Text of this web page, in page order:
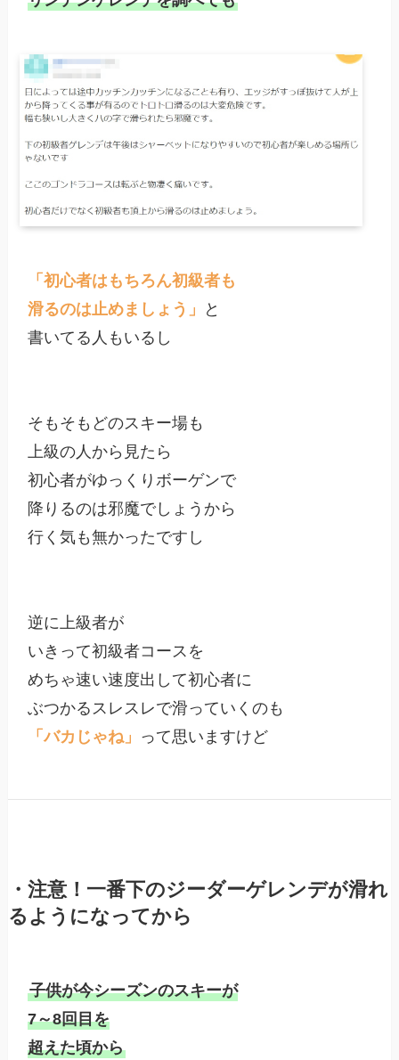
「初心者はもちろん初級者も
滑るのは止めましょう」
と
書いてる人もいるし
そもそもどのスキー場も
上級の人から見たら
初心者がゆっくりボーゲンで
降りるのは邪魔でしょうから
行く気も無かったですし
逆に上級者が
いきって初級者コースを
めちゃ速い速度出して初心者に
「バカじゃね」 って思いますけど
・注意！一番下のジーダーゲレンデが滑れ
るようになってから
子供が今シーズンのスキーが
7～8回目を
超えた頃から